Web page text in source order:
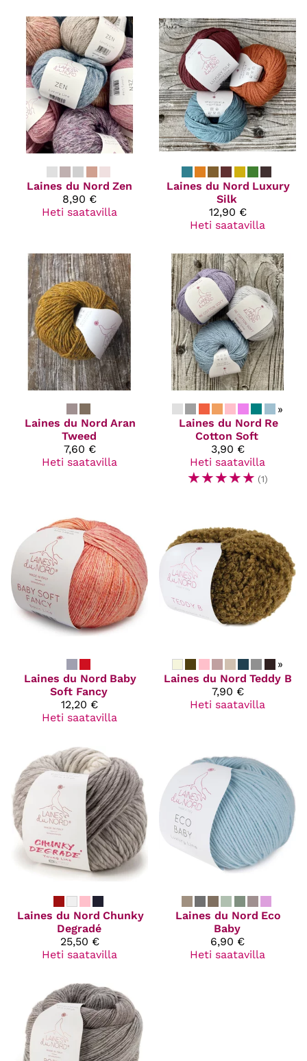
Laines du Nord Zen
8,90 €
Heti saatavilla
Laines du Nord Luxury
Silk
12,90 €
Heti saatavilla
Laines du Nord Aran
Tweed
7,60 €
Heti saatavilla
»
Laines du Nord Re
Cotton Soft
3,90 €
Heti saatavilla
☆☆☆☆☆ (1)
Laines du Nord Baby
Soft Fancy
12,20 €
Heti saatavilla
»
Laines du Nord Teddy B
7,90 €
Heti saatavilla
Laines du Nord Chunky
Degradé
25,50 €
Heti saatavilla
Laines du Nord Eco
Baby
6,90 €
Heti saatavilla